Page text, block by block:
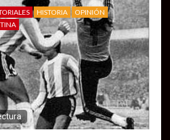
HISTORIA
OPINIÓN